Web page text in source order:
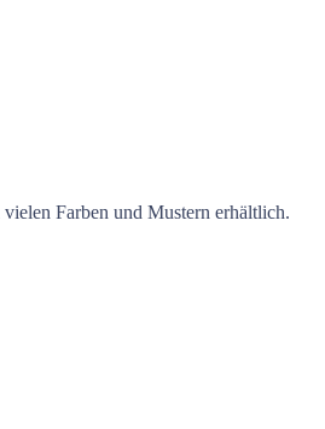
Farben und Mustern erhältlich.